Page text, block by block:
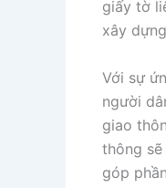
giấy tờ
xây
Với sự
người
giao
thông
góp